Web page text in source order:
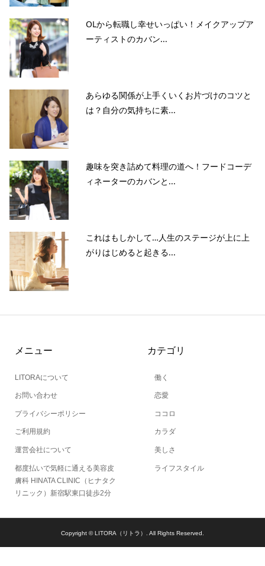
OLから転職し幸せいっぱい！メイクアップア
ーティストのカバン...
あらゆる関係が上手くいくお片づけのコツと
は？自分の気持ちに素...
趣味を突き詰めて料理の道へ！フードコーデ
ィネーターのカバンと...
これはもしかして…人生のステージが上に上
がりはじめると起きる...
メニュー
LITORAについて
お問い合わせ
プライバシーポリシー
ご利用規約
運営会社について
都度払いで気軽に通える美容皮
膚科 HINATA CLINIC（ヒナタク
リニック）新宿駅東口徒歩2分
カテゴリ
働く
恋愛
ココロ
カラダ
美しさ
ライフスタイル
Copyright ©LITORA（リトラ）. All Rights Reserved.